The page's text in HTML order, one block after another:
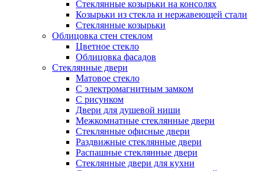
Стеклянные козырьки на консолях
Козырьки из стекла и нержавеющей стали
Стеклянные козырьки
Облицовка стен стеклом
Цветное стекло
Облицовка фасадов
Стеклянные двери
Матовое стекло
С электромагнитным замком
С рисунком
Двери для душевой ниши
Межкомнатные стеклянные двери
Стеклянные офисные двери
Раздвижные стеклянные двери
Распашные стеклянные двери
Стеклянные двери для кухни